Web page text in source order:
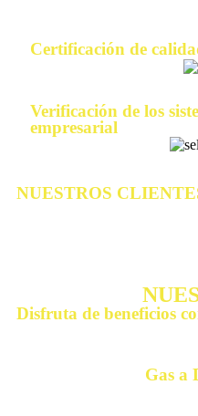
Certificación de
Verificación de los
empresarial
NUESTROS
Disfruta de beneficios
Gas a